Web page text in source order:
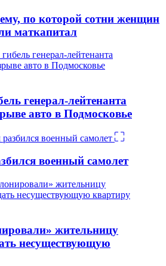
по которой сотни женщин
маткапитал
генерал-лейтенанта
авто в Подмосковье
военный самолет
жительницу
несуществующую